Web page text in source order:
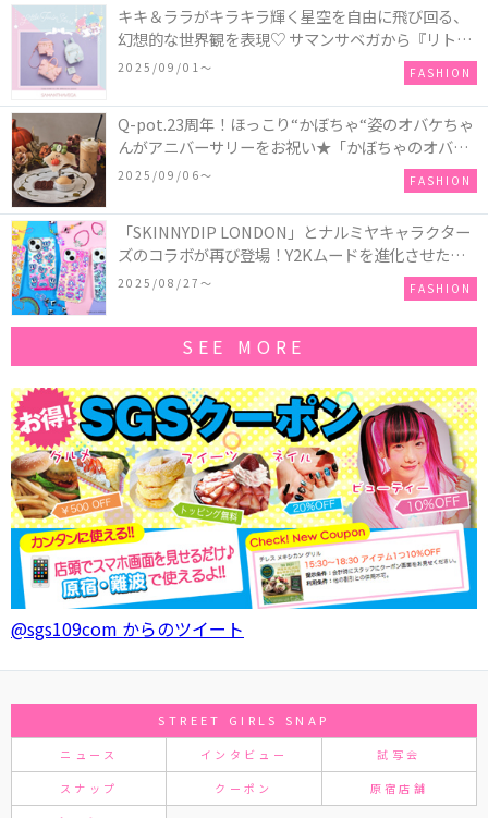
キキ＆ララがキラキラ輝く星空を自由に飛び回る、
幻想的な世界観を表現♡ サマンサベガから『リトル
ツインスターズ』50周年アニバーサリーイヤー』を
2025/09/01〜 FASHION
Q-pot.23周年！ほっこり“かぼちゃ“姿のオバケちゃ
んがアニバーサリーをお祝い★「かぼちゃのオバケ
ーキアクセサリー」が新発売！Q-pot CAFE.では
「かぼちゃのオバケーキプレート」も登場
2025/09/06〜 FASHION
「SKINNYDIP LONDON」とナルミヤキャラクター
ズのコラボが再び登場！Y2Kムードを進化させた新
作コレクションを発売♪
2025/08/27〜 FASHION
SEE MORE
@sgs109com からのツイート
STREET GIRLS SNAP
ニュース インタビュー 試写会
スナップ クーポン 原宿店舗